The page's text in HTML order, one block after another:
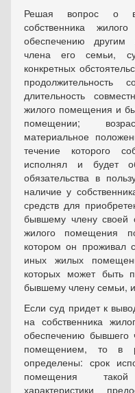
Решая вопрос о
собственника
обеспечению
члена его семьи,
конкретных
продолжительность
длительность
жилого помещения и
помещении;
материальное
течение которого
исполнял и будет
обязательства в
наличие у
средств для
бывшему члену своей
жилого помещения
котором он проживал
иных жилых
которых может быть
бывшему члену семьи,
Если суд придет к
на собственника
обеспечению бывшего
помещением, то в
определены: срок
помещения
характеристики